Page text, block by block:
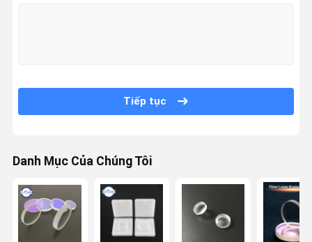
Bộ lọc lưỡng sắc
Bộ lọc thông dải quang
Quang học IR
Tiếp tục
Danh Mục Của Chúng Tôi